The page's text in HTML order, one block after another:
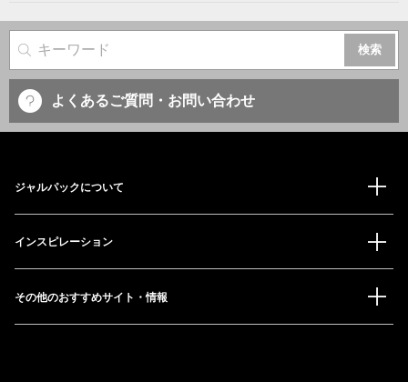
サイト内検索
よくあるご質問・お問い合わせ
ジャルパックについて
インスピレーション
その他のおすすめサイト・情報